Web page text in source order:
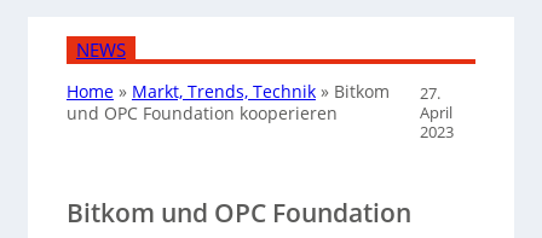
NEWS
Home» Markt, Trends, Technik» Bitkom
und OPC Foundation kooperieren
27.
April
2023
Bitkom und OPC Foundation